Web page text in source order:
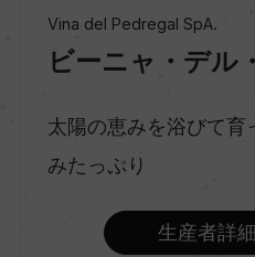
スティルワイン
辛口
シャルドネ 100%
Vina del Pedregal SpA.
ビーニャ・デル
太陽の恵みを浴びて育
みたっぷり
生産者詳